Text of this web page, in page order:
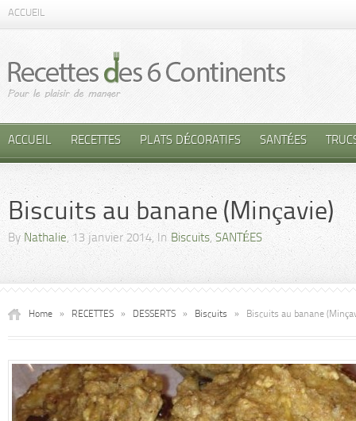
ACCUEIL
ACCUEIL RECETTES PLATS DÉCORATIFS SANTÉES
Biscuits au banane (Minçavie)
By Nathalie, 13 janvier 2014, In Biscuits,SANTÉES
Home » RECETTES » DESSERTS » Biscuits » Biscuits au banane